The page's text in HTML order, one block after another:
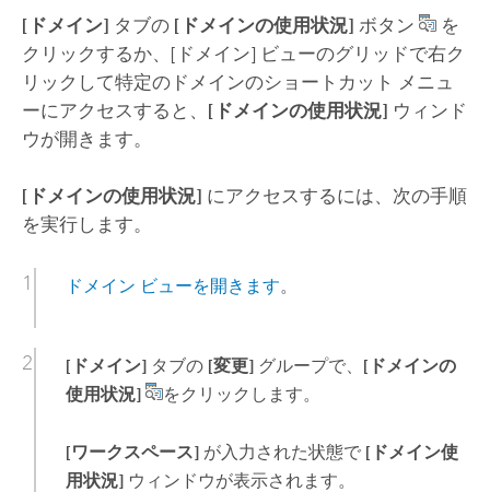
[ドメイン] タブの [ドメインの使用状況] ボタン
を
クリックするか、[ドメイン] ビューのグリッドで右ク
リックして特定のドメインのショートカット メニュ
ーにアクセスすると、 [ドメインの使用状況] ウィンド
ウが開きます。
[ドメインの使用状況] にアクセスするには、次の手順
を実行します。
ドメイン ビューを開きます。
[ドメイン]タブの [変更]グループで、 [ドメインの
使用状況]
をクリックします。
[ワークスペース]が入力された状態で [ドメイン使
用状況]ウィンドウが表示されます。